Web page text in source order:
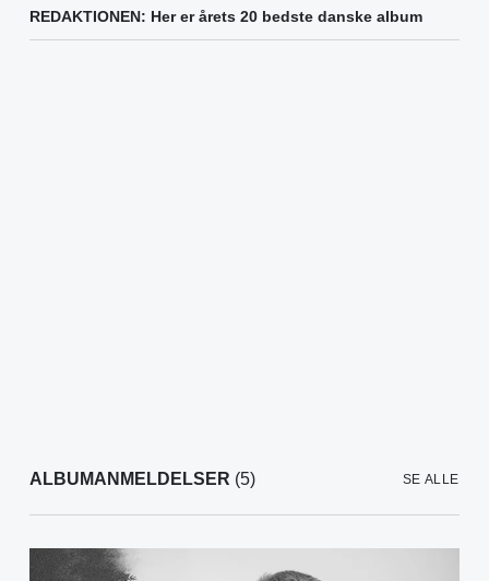
REDAKTIONEN: Her er årets 20 bedste danske album
ALBUMANMELDELSER (5) SE ALLE